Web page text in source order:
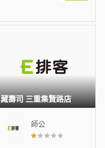
師公
藏壽司 三重集賢路店